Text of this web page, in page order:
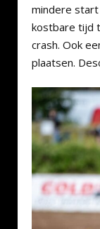
mindere
kostbare tijd
crash. Ook
plaatsen.